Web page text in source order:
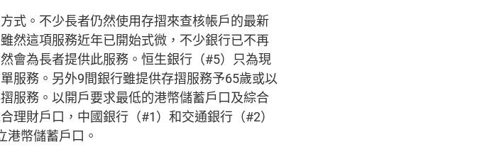
式。不少長者仍然使用存摺來查核帳戶的最新
然這項服務近年已開始式微，不少銀行已不再
會為長者提供此服務。恒生銀行（#5）只為現
服務。另外9間銀行雖提供存摺服務予65歲或以
服務。以開戶要求最低的港幣儲蓄戶口及綜合
理財戶口，中國銀行（#1）和交通銀行（#2）
幣儲蓄戶口。